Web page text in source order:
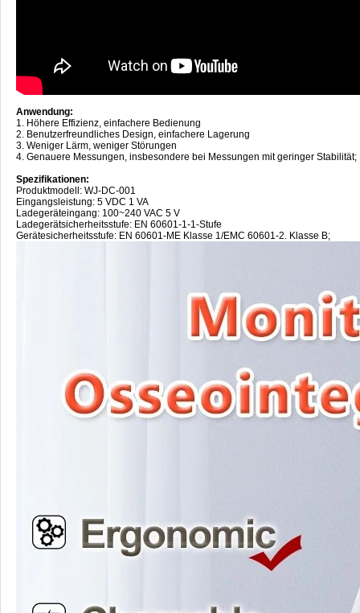
Anwendung:
1. Höhere Effizienz, einfachere Bedienung
2. Benutzerfreundliches Design, einfachere Lagerung
3. Weniger Lärm, weniger Störungen
4. Genauere Messungen, insbesondere bei Messungen mit geringer Stabilität;
Spezifikationen:
Produktmodell: WJ-DC-001
Eingangsleistung: 5 VDC 1 VA
Ladegeräteingang: 100~240 VAC 5 V
Ladegerätsicherheitsstufe: EN 60601-1-1-Stufe
Gerätesicherheitsstufe: EN 60601-ME Klasse 1/EMC 60601-2. Klasse B;